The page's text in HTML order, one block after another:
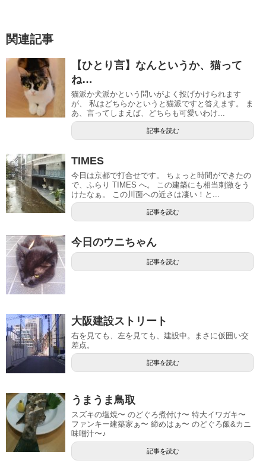
関連記事
【ひとり言】なんというか、猫って
ね…
猫派か犬派かという問いがよく投げかけられます
が、 私はどちらかというと猫派ですと答えます。 ま
あ、言ってしまえば、どちらも可愛いわけ...
記事を読む
TIMES
今日は京都で打合せです。 ちょっと時間ができたの
で、ふらり TIMES へ。 この建築にも相当刺激をう
けたなぁ。 この川面への近さは凄い！と...
記事を読む
今日のウニちゃん
記事を読む
大阪建設ストリート
右を見ても、左を見ても、建設中。まさに仮囲い交
差点。
記事を読む
うまうま鳥取
スズキの塩焼〜 のどぐろ煮付け〜 特大イワガキ〜
ファンキー建築家ぁ〜 締めはぁ〜 のどぐろ飯&カニ
味噌汁〜♪
記事を読む